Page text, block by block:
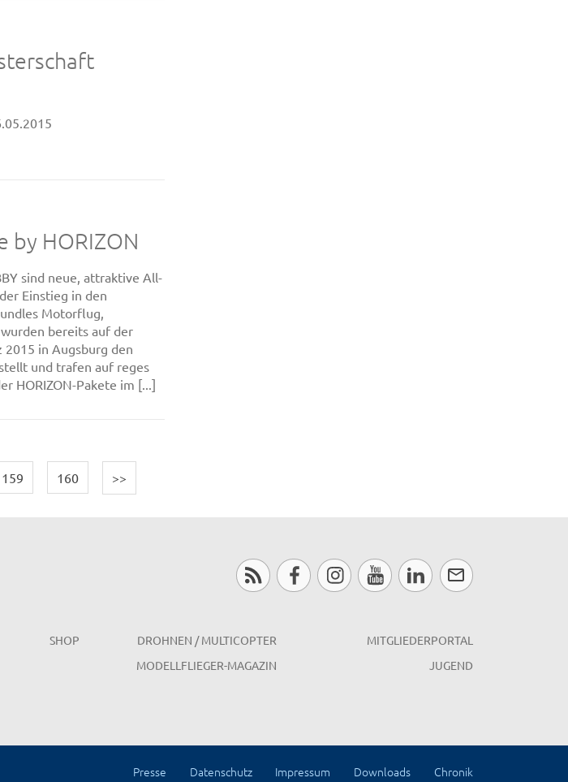
by HORIZON
sind neue, attraktive All-
Einstieg in den
Motorflug,
bereits auf der
2015 in Augsburg den
und trafen auf reges
HORIZON-Pakete im [...]
159 160 >>
SHOP
DROHNEN / MULTICOPTER
MODELLFLIEGER-MAGAZIN
MITGLIEDERPORTAL
JUGEND
Presse Datenschutz Impressum Downloads Chronik